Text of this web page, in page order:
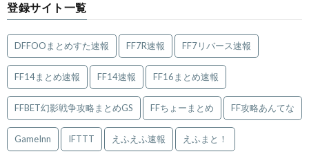
登録サイト一覧
DFFOOまとめすた速報 FF7R速報 FF7リバース速報
FF14まとめ速報 FF14速報 FF16まとめ速報
FFBET幻影戦争攻略まとめGS FFちょーまとめ FF攻略あんてな
GameInn IFTTT えふえふ速報 えふまと！